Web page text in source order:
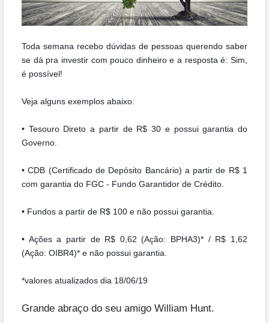
Toda semana recebo dúvidas de pessoas querendo saber
se dá pra investir com pouco dinheiro e a resposta é: Sim,
é possível!
Veja alguns exemplos abaixo:
• Tesouro Direto a partir de R$ 30 e possui garantia do
Governo.
• CDB (Certificado de Depósito Bancário) a partir de R$ 1
com garantia do FGC - Fundo Garantidor de Crédito.
• Fundos a partir de R$ 100 e não possui garantia.
• Ações a partir de R$ 0,62 (Ação: BPHA3)* / R$ 1,62
(Ação: OIBR4)* e não possui garantia.
*valores atualizados dia 18/06/19
Grande abraço do seu amigo William Hunt.